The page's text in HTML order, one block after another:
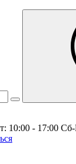
10:00 - 17:00